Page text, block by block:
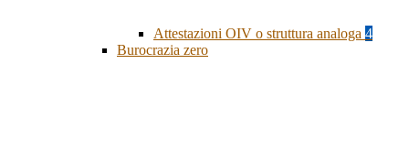
Attestazioni OIV o struttura analoga 4
Burocrazia zero